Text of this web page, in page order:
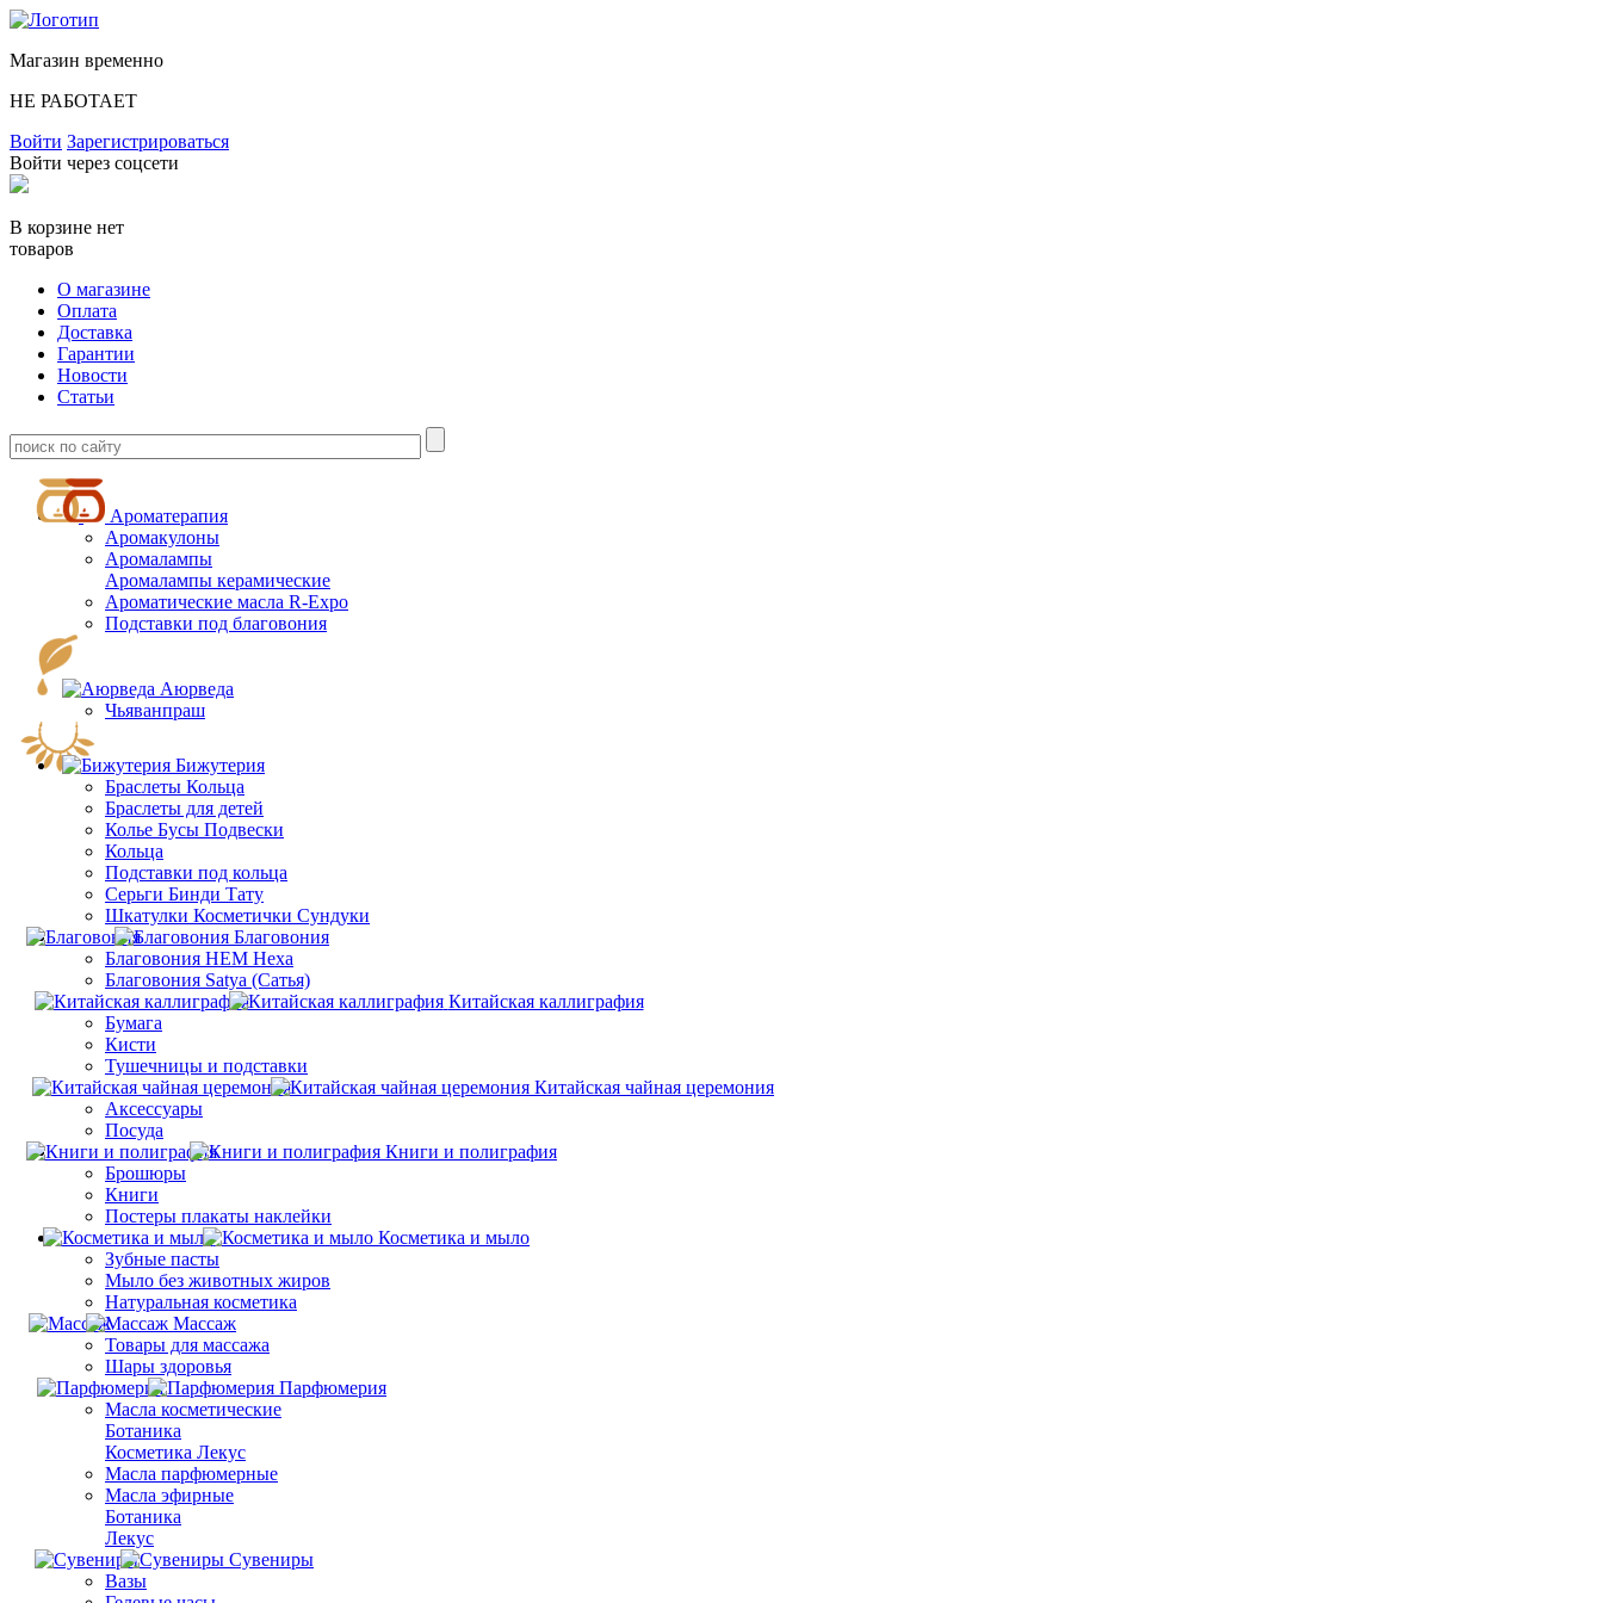
Магазин временно
НЕ РАБОТАЕТ
Войти Зарегистрироваться
Войти через соцсети
В корзине нет
товаров
О магазине
Оплата
Доставка
Гарантии
Новости
Статьи
Ароматерапия
Аромакулоны
Аромалампы
Aромалампы керамические
Ароматические масла R-Expo
Подставки под благовония
Аюрведа
Чьяванпраш
Бижутерия
Браслеты Кольца
Браслеты для детей
Колье Бусы Подвески
Кольца
Подставки под кольца
Серьги Бинди Тату
Шкатулки Косметички Сундуки
Благовония
Благовония HEM Hexa
Благовония Satya (Сатья)
Китайская каллиграфия
Бумага
Кисти
Тушечницы и подставки
Китайская чайная церемония
Аксессуары
Посуда
Книги и полиграфия
Брошюры
Книги
Постеры плакаты наклейки
Косметика и мыло
Зубные пасты
Мыло без животных жиров
Натуральная косметика
Массаж
Товары для массажа
Шары здоровья
Парфюмерия
Масла косметические
Ботаника
Косметика Лекус
Масла парфюмерные
Масла эфирные
Ботаника
Лекус
Сувениры
Вазы